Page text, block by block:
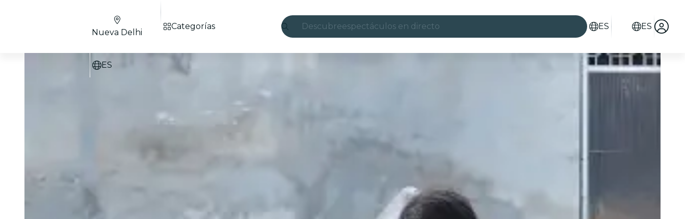
Descubreespectáculos en directo
São Paulo
recorridos por la ciudad
ES ES
Nueva Delhi
ES
Categorías